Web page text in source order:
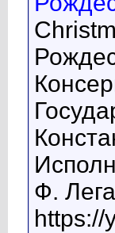
Ф.
https://